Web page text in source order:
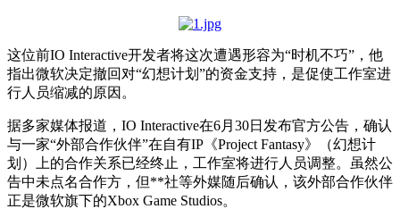
这位前IO Interactive开发者将这次遭遇形容为“时机不巧”，他
指出微软决定撤回对“幻想计划”的资金支持，是促使工作室进
行人员缩减的原因。
据多家媒体报道，IO Interactive在6月30日发布官方公告，确认
与一家“外部合作伙伴”在自有IP《Project Fantasy》（幻想计
划）上的合作关系已经终止，工作室将进行人员调整。虽然公
告中未点名合作方，但**社等外媒随后确认，该外部合作伙伴
正是微软旗下的Xbox Game Studios。